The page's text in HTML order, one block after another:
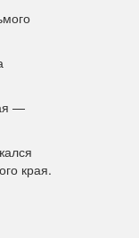
—
края.